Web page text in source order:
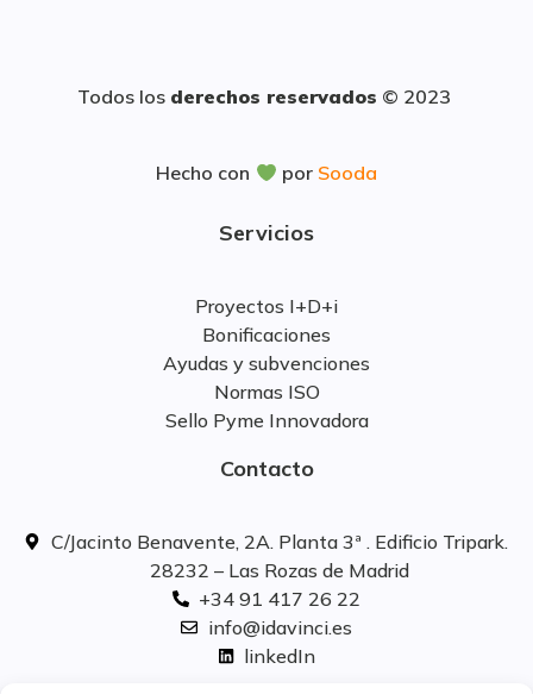
Todos los derechos reservados © 2023
Hecho con por Sooda
Servicios
Proyectos I+D+i
Bonificaciones
Ayudas y subvenciones
Normas ISO
Sello Pyme Innovadora
Contacto
C/Jacinto Benavente, 2A. Planta 3ª . Edificio Tripark.
28232 – Las Rozas de Madrid
+34 91 417 26 22
info@idavinci.es
linkedIn